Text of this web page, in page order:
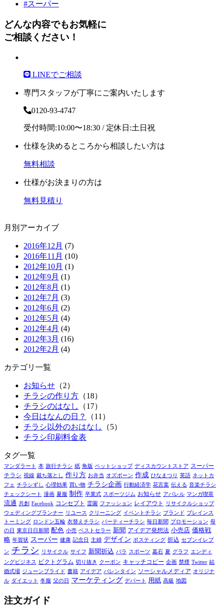
#スーパー
どんな内容でもお気軽に
ご相談ください！
LINEでご相談
専門スタッフが丁寧にご案内いたします
0120-93-4747
受付時間:10:00〜18:30 / 定休日:土日祝
仕様を決めるところから相談したい方は
無料相談
仕様がお決まりの方は
無料見積り
月別アーカイブ
2016年12月 (7)
2016年11月 (10)
2012年10月 (1)
2012年9月 (1)
2012年8月 (1)
2012年7月 (3)
2012年6月 (2)
2012年5月 (4)
2012年4月 (4)
2012年3月 (16)
2012年2月 (4)
カテゴリ一覧
お知らせ （2）
チラシの作り方 （18）
チラシのはなし
（17）
今日はなんの日？
（11）
チラシ以外のおはなし
（5）
チラシ印刷料金表
タグ一覧
マンダラート 本 旅行チラシ 紙 角版 ペットショップ ディスカウントストア スーパー
チラシ 視線 裁ち落とし 作り方 お弁当 オズボーン 作成 ひなまつり 英語 ネットカ
フェ チラシずし 心理効果 買い物 チラシ企画 行動経済学 花言葉 伝える 音楽チラシ
チェックシート 漫画 夏服 制作 卒業式 スポーツジム お知らせ アパレル マンガ喫茶
流通 共創 Facebook コンセプト 霊園 ファッション レイアウト
リサイクルショップ
ウェディングプランナー
リユース クリーニング イベントチラシ ブランド ブレインス
トーミング ロンドン五輪 衣替えチラシ パーティーチラシ 毎日新聞 プロモーション 母
の日 東京日日新聞 配色 小売 ベストセラー 新聞 アイデア発想法 小売店 価格戦
略 年賀状 スーパー 健康 記念日 主婦 デザイン ポスティング 折込 セブンイレブ
ン チラシ リサイクル サイフ 新聞折込 バラ スポーツ 墓石 夏 グラフ エンディ
ングビジネス
ピクトグラム 切り抜き クーポン キャッチコピー 企画 禁煙 Twitter 結
婚式場 ジューンブライド 書籍 アイデア バレンタイン ソーシャルメディア オリジナ
ル ダイエット 冬服 父の日 マーケティング デパート 用紙 高級 地図
注文ガイド